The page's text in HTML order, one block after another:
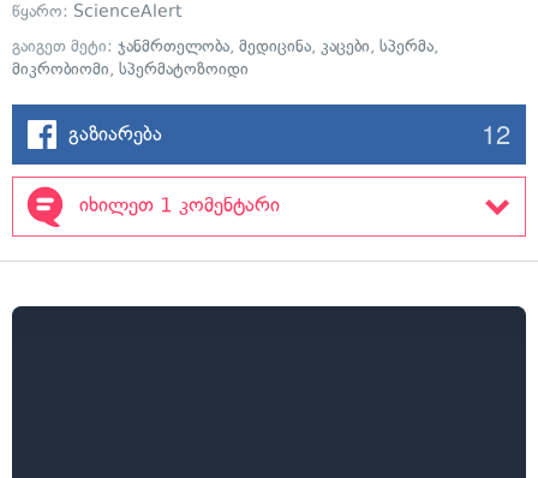
წყარო: ScienceAlert
გაიგეთ მეტი: ჯანმრთელობა, მედიცინა, კაცები, სპერმა,
მიკრობიომი, სპერმატოზოიდი
გაზიარება 12
იხილეთ 1 კომენტარი